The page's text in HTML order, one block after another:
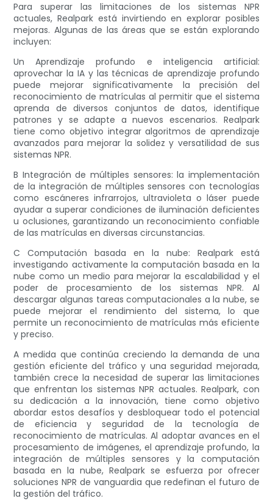
Para superar las limitaciones de los sistemas NPR
actuales, Realpark está invirtiendo en explorar posibles
mejoras. Algunas de las áreas que se están explorando
incluyen:
Un Aprendizaje profundo e inteligencia artificial:
aprovechar la IA y las técnicas de aprendizaje profundo
puede mejorar significativamente la precisión del
reconocimiento de matrículas al permitir que el sistema
aprenda de diversos conjuntos de datos, identifique
patrones y se adapte a nuevos escenarios. Realpark
tiene como objetivo integrar algoritmos de aprendizaje
avanzados para mejorar la solidez y versatilidad de sus
sistemas NPR.
B Integración de múltiples sensores: la implementación
de la integración de múltiples sensores con tecnologías
como escáneres infrarrojos, ultravioleta o láser puede
ayudar a superar condiciones de iluminación deficientes
u oclusiones, garantizando un reconocimiento confiable
de las matrículas en diversas circunstancias.
C Computación basada en la nube: Realpark está
investigando activamente la computación basada en la
nube como un medio para mejorar la escalabilidad y el
poder de procesamiento de los sistemas NPR. Al
descargar algunas tareas computacionales a la nube, se
puede mejorar el rendimiento del sistema, lo que
permite un reconocimiento de matrículas más eficiente
y preciso.
A medida que continúa creciendo la demanda de una
gestión eficiente del tráfico y una seguridad mejorada,
también crece la necesidad de superar las limitaciones
que enfrentan los sistemas NPR actuales. Realpark, con
su dedicación a la innovación, tiene como objetivo
abordar estos desafíos y desbloquear todo el potencial
de eficiencia y seguridad de la tecnología de
reconocimiento de matrículas. Al adoptar avances en el
procesamiento de imágenes, el aprendizaje profundo, la
integración de múltiples sensores y la computación
basada en la nube, Realpark se esfuerza por ofrecer
soluciones NPR de vanguardia que redefinan el futuro de
la gestión del tráfico.